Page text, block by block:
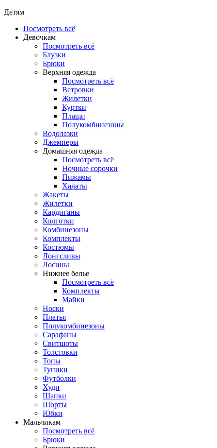
Детям
Посмотреть всё
Девочкам
Посмотреть всё
Блузки
Брюки
Верхняя одежда
Посмотреть всё
Ветровки
Жилетки
Куртки
Плащи
Полукомбинезоны
Водолазки
Джемперы
Домашняя одежда
Посмотреть всё
Ночные сорочки
Пижамы
Халаты
Жакеты
Жилетки
Кардиганы
Колготки
Комбинезоны
Комплекты
Костюмы
Лонгсливы
Лосины
Нижнее белье
Посмотреть всё
Комплекты
Майки
Носки
Платья
Полукомбинезоны
Сарафаны
Свитшоты
Толстовки
Топы
Туники
Футболки
Худи
Шапки
Шорты
Юбки
Мальчикам
Посмотреть всё
Брюки